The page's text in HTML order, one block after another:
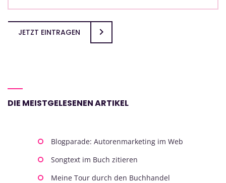
JETZT EINTRAGEN
DIE MEISTGELESENEN ARTIKEL
Blogparade: Autorenmarketing im Web
Songtext im Buch zitieren
Meine Tour durch den Buchhandel